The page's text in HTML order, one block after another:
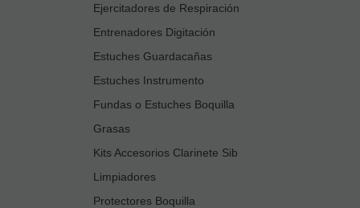
Ejercitadores de Respiración
Entrenadores Digitación
Estuches Guardacañas
Estuches Instrumento
Fundas o Estuches Boquilla
Grasas
Kits Accesorios Clarinete Sib
Limpiadores
Protectores Boquilla